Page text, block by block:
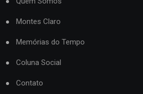
Montes Claro
Memórias do Tempo
Coluna Social
Contato